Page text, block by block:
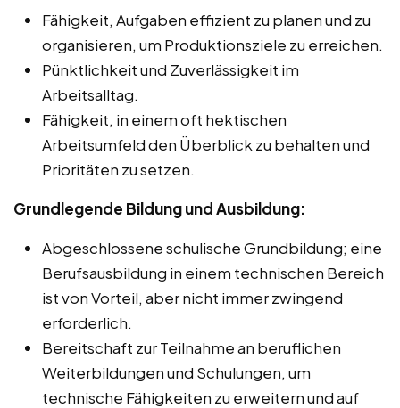
Fähigkeit, Aufgaben effizient zu planen und zu
organisieren, um Produktionsziele zu erreichen.
Pünktlichkeit und Zuverlässigkeit im
Arbeitsalltag.
Fähigkeit, in einem oft hektischen
Arbeitsumfeld den Überblick zu behalten und
Prioritäten zu setzen.
Grundlegende Bildung und Ausbildung:
Abgeschlossene schulische Grundbildung; eine
Berufsausbildung in einem technischen Bereich
ist von Vorteil, aber nicht immer zwingend
erforderlich.
Bereitschaft zur Teilnahme an beruflichen
Weiterbildungen und Schulungen, um
technische Fähigkeiten zu erweitern und auf